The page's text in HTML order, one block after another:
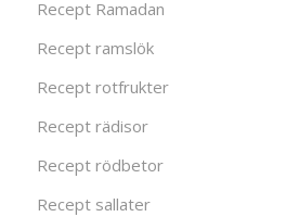
Recept Ramadan
Recept ramslök
Recept rotfrukter
Recept rädisor
Recept rödbetor
Recept sallater